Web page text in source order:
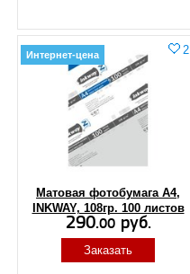
Матовая фотобумага А4,
INKWAY, 108гр. 100 листов
2
Интернет-цена
290.00руб.
Заказать